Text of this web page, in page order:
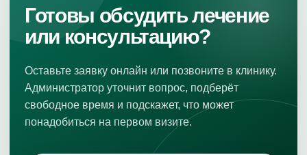
Готовы обсудить лечение
или консультацию?
Оставьте заявку онлайн или позвоните в клинику.
Администратор уточнит вопрос, подберёт
свободное время и подскажет, что может
понадобиться на первом визите.
Юридические данные